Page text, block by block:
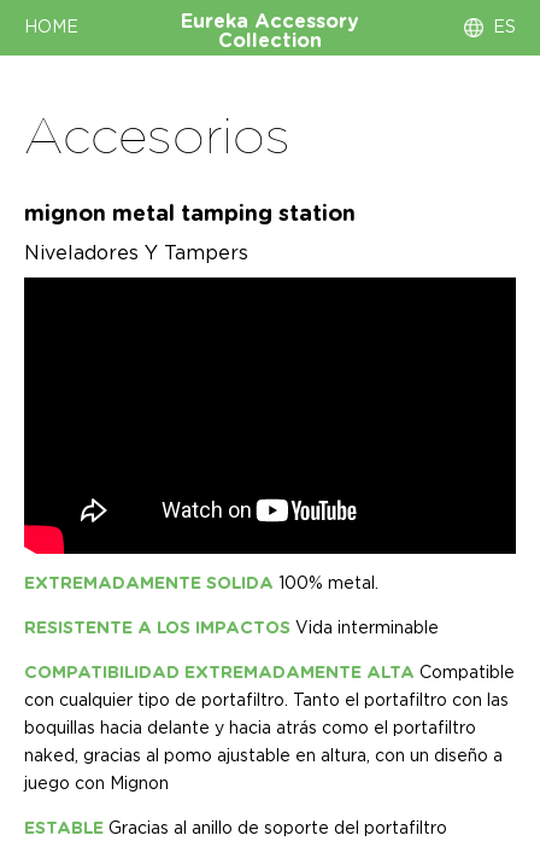
HOME Eureka Accessory
Collection
ES
Accesorios
mignon metal tamping station
Niveladores Y Tampers
EXTREMADAMENTE SOLIDA 100% metal.
RESISTENTE A LOS IMPACTOS Vida interminable
COMPATIBILIDAD EXTREMADAMENTE ALTA Compatible
con cualquier tipo de portafiltro. Tanto el portafiltro con las
boquillas hacia delante y hacia atrás como el portafiltro
naked, gracias al pomo ajustable en altura, con un diseño a
juego con Mignon
ESTABLE Gracias al anillo de soporte del portafiltro